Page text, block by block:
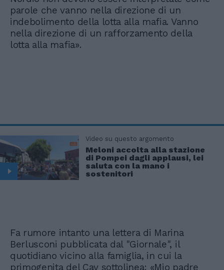
parole che vanno nella direzione di un
indebolimento della lotta alla mafia. Vanno
nella direzione di un rafforzamento della
lotta alla mafia».
Video su questo argomento
Meloni accolta alla stazione
di Pompei dagli applausi, lei
saluta con la mano i
sostenitori
Fa rumore intanto una lettera di Marina
Berlusconi pubblicata dal "Giornale", il
quotidiano vicino alla famiglia, in cui la
primogenita del Cav sottolinea: «Mio padre